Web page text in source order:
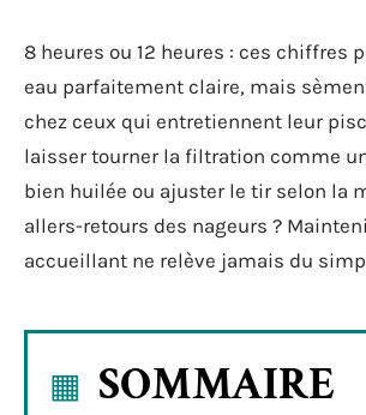
8 heures ou 12 heures : ces chiffres
eau parfaitement claire, mais
chez ceux qui entretiennent leur
laisser tourner la filtration comme
bien huilée ou ajuster le tir selon la
allers-retours des nageurs ?
accueillant ne relève jamais du
SOMMAIRE